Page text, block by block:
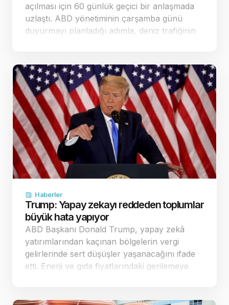
açılması için 60 günlük geçici bir anlaşmada
uzlaştı. ABD yönetiminin çarşamba günü
duyurmayı planladığı adımla, deniz trafiğinin
Haberler
Trump: Yapay zekayı reddeden toplumlar
büyük hata yapıyor
ABD Başkanı Donald Trump, yapay zekâ
yatırımlarından kaçınan bölgelerin vergi
gelirlerinde sert düşüşler yaşanacağını ifade
etti. Enerji ve gıda fiyatlarındaki gerilemeye